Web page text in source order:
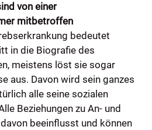
von einer
mitbetroffen
bedeutet
in die Biografie des
meistens löst sie sogar
aus. Davon wird sein ganzes
alle seine sozialen
Beziehungen zu An- und
beeinflusst und können